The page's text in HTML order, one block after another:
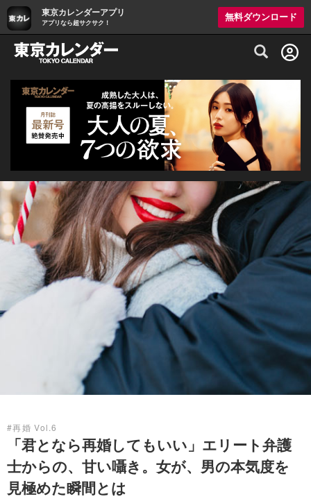
東京カレンダーアプリ
アプリなら超サクサク！
無料ダウンロード
グルメ情報・プレミアムレストラン予約
#再婚 Vol.6
「君となら再婚してもいい」エリート弁護
士からの、甘い囁き。女が、男の本気度を
見極めた瞬間とは